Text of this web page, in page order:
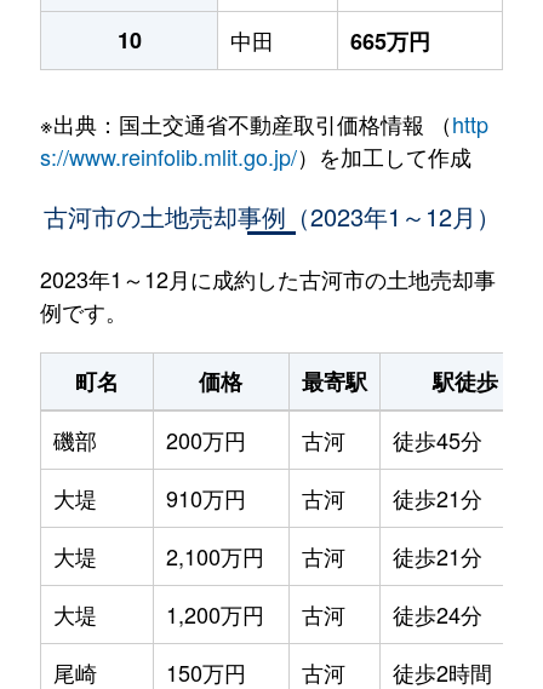
10
中田 665万円
※出典：国土交通省不動産取引価格情報 （http
s://www.reinfolib.mlit.go.jp/）を加工して作成
古河市の土地売却事例（2023年1～12月）
2023年1～12月に成約した古河市の土地売却事
例です。
町名 価格 最寄駅
駅徒歩
磯部
200万円 古河
徒歩45分
大堤
910万円 古河
徒歩21分
大堤
2,100万円 古河
徒歩21分
大堤
1,200万円 古河
徒歩24分
尾崎
150万円 古河
徒歩2時間